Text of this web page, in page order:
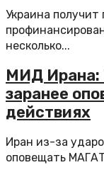
Украина
несколько...
МИД Ирана:
заранее
действиях
Иран из-за
оповещать